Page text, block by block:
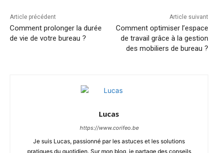
Article précédent
Comment prolonger la durée
de vie de votre bureau ?
Article suivant
Comment optimiser l’espace
de travail grâce à la gestion
des mobiliers de bureau ?
Lucas
https://www.corifeo.be
Je suis Lucas, passionné par les astuces et les solutions
pratiques du quotidien. Sur mon blog, je partage des conseils